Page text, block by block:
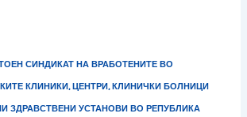
СИНДИКАТ НА ВРАБОТЕНИТЕ ВО
КЛИНИКИ, ЦЕНТРИ, КЛИНИЧКИ БОЛНИЦИ
ЗДРАВСТВЕНИ УСТАНОВИ ВО РЕПУБЛИКА